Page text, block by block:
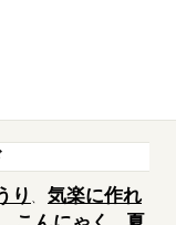
り
気楽に作れ